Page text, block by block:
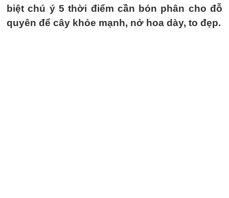
biệt chú ý 5 thời điểm cần bón phân cho đỗ
quyên để cây khỏe mạnh, nở hoa dày, to đẹp.